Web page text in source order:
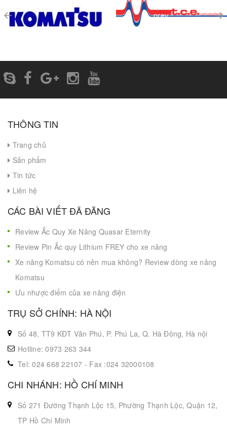
prev
THÔNG TIN
Trang chủ
Sản phẩm
Tin tức
Liên hệ
CÁC BÀI VIẾT ĐÃ ĐĂNG
Review Ắc Quy Xe Nâng Quasar Eternity
Review Pin Ắc quy Lithium FREY cho xe nâng
Xe nâng Komatsu có nên mua không? Review dòng xe nâng
Komatsu
Ưu nhược điểm của xe nâng điện
TRỤ SỞ CHÍNH: HÀ NỘI
Số 48, TT9 KĐT Văn Phú, P. Phú La, Q. Hà Đông, Hà nội
Hotline: 0973 263 344
Tel: 024 668 22107 - Fax :024 32000108
CHI NHÁNH: HỒ CHÍ MINH
Số 271 Đường Thạnh Lộc 15, Phường Thạnh Lộc, Quận 12,
TP Hồ Chí Minh